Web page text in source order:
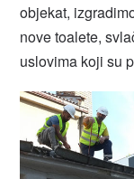
objekat,
nove toalete,
uslovima koji su